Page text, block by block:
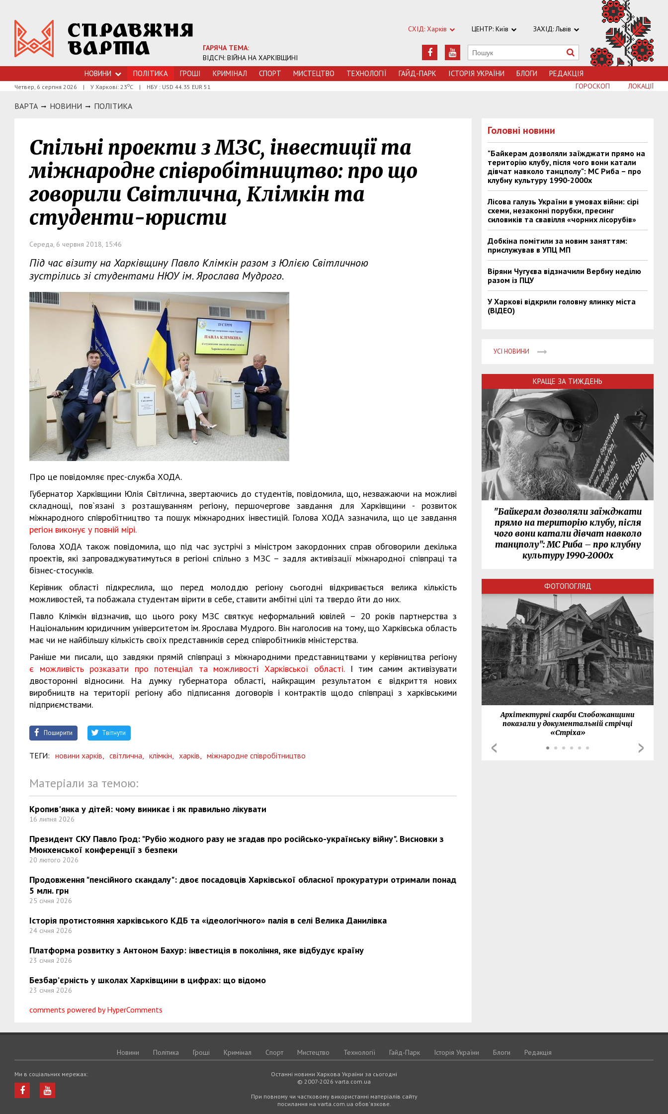
ГАРЯЧА ТЕМА:
ВІДСІЧ: ВІЙНА НА ХАРКІВЩИНІ
СХІД: Харків ЦЕНТР: Київ ЗАХІД: Львів
НОВИНИ ПОЛІТИКА ГРОШI КРИМIНАЛ СПОРТ МИСТЕЦТВО ТЕХНОЛОГIЇ ГАЙД-ПАРК ІСТОРІЯ УКРАЇНИ БЛОГИ РЕДАКЦІЯ
Четвер, 6 серпня 2026 | У Харкові: 23оС | НБУ : USD 44.35 EUR 51 ЛОКАЦІЇ
ГОРОСКОП
ВАРТА НОВИНИ ПОЛIТИКА
Спільні проекти з МЗС, інвестиції та
міжнародне співробітництво: про що
говорили Світлична, Клімкін та
студенти-юристи
Середа, 6 червня 2018, 15:46
Під час візиту на Харківщину Павло Клімкін разом з Юлією Світличною
зустрілись зі студентами НЮУ ім. Ярослава Мудрого.
Про це повідомляє прес-служба ХОДА.
Губернатор Харківщини Юлія Світлична, звертаючись до студентів, повідомила, що, незважаючи на можливі
складнощі, пов`язані з розташуванням регіону, першочергове завдання для Харківщини - розвиток
міжнародного співробітництво та пошук міжнародних інвестицій. Голова ХОДА зазначила, що це завдання
регіон виконує у повній мірі.
Голова ХОДА також повідомила, що під час зустрічі з міністром закордонних справ обговорили декілька
проектів, які запроваджуватимуться в регіоні спільно з МЗС – задля активізації міжнародної співпраці та
бізнес-стосунків.
Керівник області підкреслила, що перед молоддю регіону сьогодні відкривається велика кількість
можливостей, та побажала студентам вірити в себе, ставити амбітні цілі та твердо йти до них.
Павло Клімкін відзначив, що цього року МЗС святкує неформальний ювілей – 20 років партнерства з
Національним юридичним університетом ім. Ярослава Мудрого. Він наголосив на тому, що Харківська область
має чи не найбільшу кількість своїх представників серед співробітників міністерства.
Раніше ми писали, що завдяки прямій співпраці з міжнародними представництвами у керівництва регіону
є можливість розказати про потенціал та можливості Харківської області.І тим самим активізувати
двосторонні відносини. На думку губернатора області, найкращим результатом є відкриття нових
виробництв на території регіону або підписання договорів і контрактів щодо співпраці з харківськими
підприємствами.
Поширити Твітнути
ТЕГИ: новини харків, світлична, клімкін, харків, міжнародне співробітництво
Матеріали за темою:
Кропив'янка у дітей: чому виникає і як правильно лікувати
16 липня 2026
Президент СКУ Павло Грод: "Рубіо жодного разу не згадав про російсько-українську війну". Висновки з
Мюнхенської конференції з безпеки
20 лютого 2026
Продовження "пенсійного скандалу": двоє посадовців Харківської обласної прокуратури отримали понад
5 млн. грн
25 січня 2026
Історія протистояння харківського КДБ та «ідеологічного» палія в селі Велика Данилівка
24 січня 2026
Платформа розвитку з Антоном Бахур: інвестиція в покоління, яке відбудує країну
23 січня 2026
Безбар’єрність у школах Харківщини в цифрах: що відомо
23 січня 2026
comments powered by HyperComments
Головні новини
"Байкерам дозволяли заїжджати прямо на
територію клубу, після чого вони катали
дівчат навколо танцполу": МС Риба – про
клубну культуру 1990-2000х
Лісова галузь України в умовах війни: сірі
схеми, незаконні порубки, пресинг
силовиків та свавілля «чорних лісорубів»
Добкіна помітили за новим заняттям:
прислужував в УПЦ МП
Віряни Чугуєва відзначили Вербну неділю
разом із ПЦУ
У Харкові відкрили головну ялинку міста
(ВІДЕО)
УСІ НОВИНИ
КРАЩЕ ЗА ТИЖДЕНЬ
"Байкерам дозволяли заїжджати
прямо на територію клубу, після
чого вони катали дівчат навколо
танцполу": МС Риба – про клубну
культуру 1990-2000х
ФОТОПОГЛЯД
Архітектурні скарби Слобожанщини
показали у документальній стрічці
«Стріха»
Новини Політика Грошi Кримiнал Спорт Мистецтво Технологiї Гайд-Парк Історія України Блоги Редакція
Останні новини Харкова України за сьогодні
© 2007-2026 varta.com.ua
При повному чи частковому використанні матеріалів сайту
посилання на varta.com.ua обов'язкове.
Ми в соціальних мережах: